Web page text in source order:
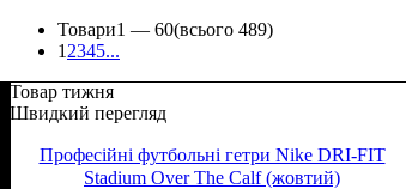
Товари1 — 60(всього 489)
1 2345...
Товар тижня
Швидкий перегляд
Професійні футбольні гетри Nike DRI-FIT
Stadium Over The Calf (жовтий)